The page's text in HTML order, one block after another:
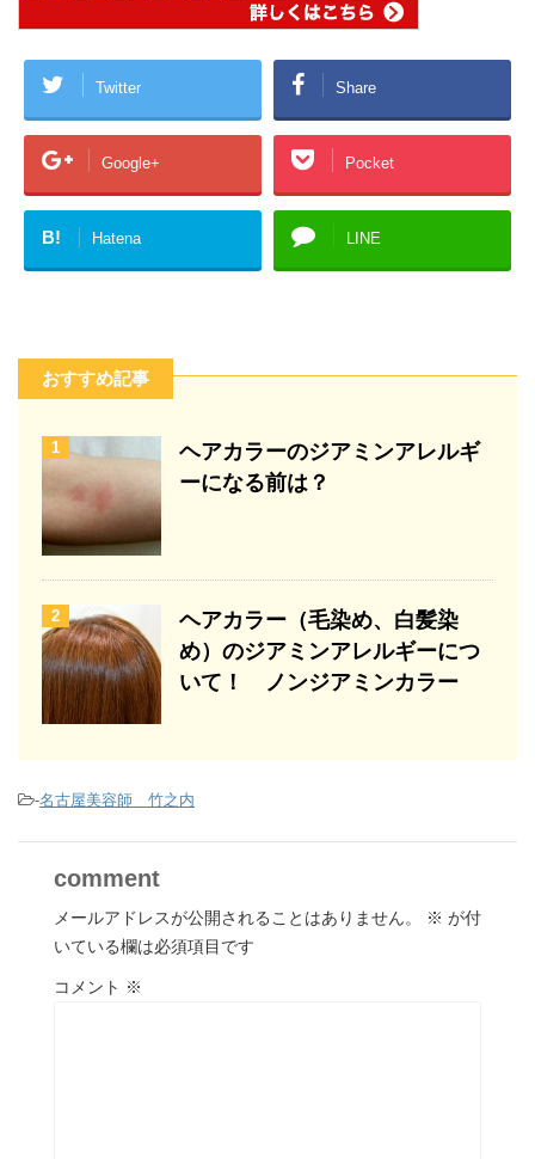
Twitter Share
Google+ Pocket
B! Hatena LINE
おすすめ記事
1
ヘアカラーのジアミンアレルギ
ーになる前は？
2
ヘアカラー（毛染め、白髪染
め）のジアミンアレルギーにつ
いて！ ノンジアミンカラー
-名古屋美容師 竹之内
comment
メールアドレスが公開されることはありません。 ※ が付
いている欄は必須項目です
コメント ※